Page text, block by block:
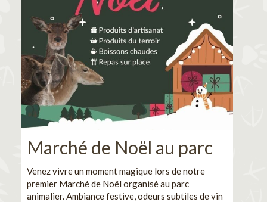
Marché de Noël au parc
Venez vivre un moment magique lors de notre
premier Marché de Noël organisé au parc
animalier. Ambiance festive, odeurs subtiles de vin